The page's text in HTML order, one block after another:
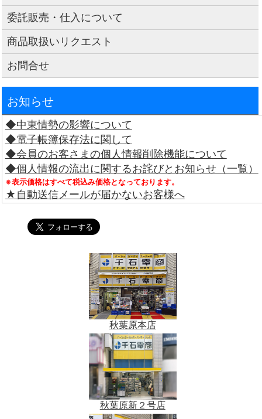
委託販売・仕入について
商品取扱いリクエスト
お問合せ
お知らせ
◆中東情勢の影響について
◆電子帳簿保存法に関して
◆会員のお客さまの個人情報削除機能について
◆個人情報の流出に関するお詫びとお知らせ（一覧）
※表示価格はすべて税込み価格となっております。
★自動送信メールが届かないお客様へ
秋葉原本店
秋葉原新２号店